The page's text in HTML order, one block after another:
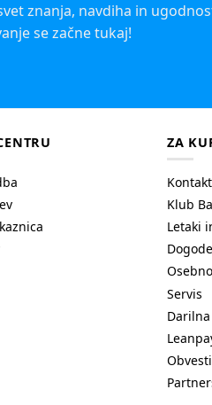
znanja, navdiha in
se začne tukaj!
ZA
Kontakt
Klub
Letaki
Servis